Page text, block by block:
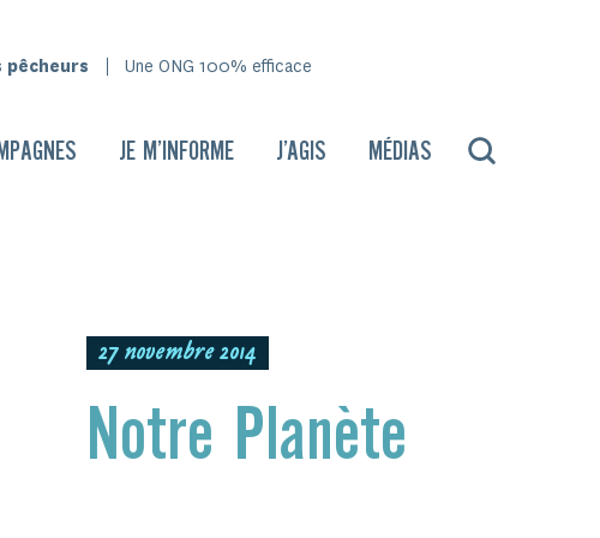
Une ONG 100% efficace
JE M’INFORME J’AGIS MÉDIAS
27 novembre 2014
Notre Planète